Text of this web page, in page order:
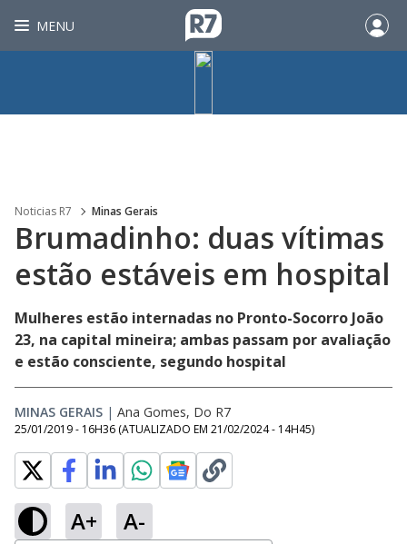
MENU
Noticias R7 Minas Gerais
Brumadinho: duas vítimas
estão estáveis em hospital
Mulheres estão internadas no Pronto-Socorro João
23, na capital mineira; ambas passam por avaliação
e estão consciente, segundo hospital
MINAS GERAIS | Ana Gomes, Do R7
25/01/2019 - 16H36 (ATUALIZADO EM 21/02/2024 - 14H45)
A+ A-